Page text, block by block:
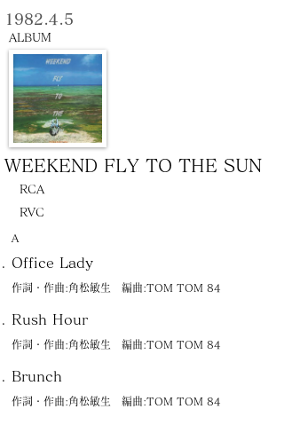
WEEKEND FLY TO THE SUN
1982.4.5
ALBUM
RCA
RVC
Ａ
Office Lady
作詞・作曲:角松敏生 編曲:TOM TOM 84
Rush Hour
作詞・作曲:角松敏生 編曲:TOM TOM 84
Brunch
作詞・作曲:角松敏生 編曲:TOM TOM 84